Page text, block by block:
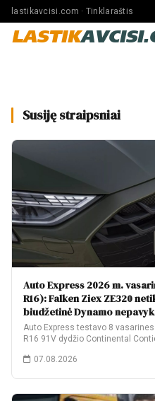
lastikavcisi.com · Tinklaraštis
LASTIK
Susiję straipsniai
Auto Express 2026 m.
R16): Falken Ziex ZE320
biudžetinė Dynamo
Auto Express testavo 8
R16 91V dydžio Continental
07.08.2026